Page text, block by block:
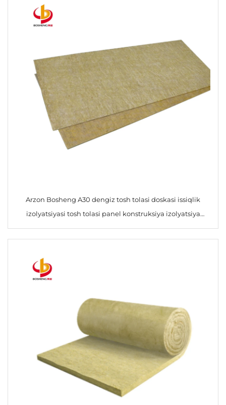
Arzon Bosheng A30 dengiz tosh tolasi doskasi issiqlik
izolyatsiyasi tosh tolasi panel konstruksiya izolyatsiya
paneli uchun tosh tolasi doskasi